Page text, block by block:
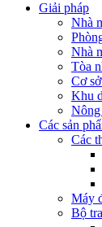
Giải pháp
Nhà
Nhà
Tòa
Cơ
Khu
Nông
Các sản
Các
Máy
Bộ